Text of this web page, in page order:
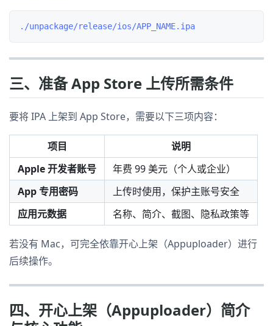
三、准备 App Store 上传所需条件
要将 IPA 上架到 App Store，需要以下三项内容：
项目
说明
Apple 开发者账号
年费 99 美元（个人或企业）
App 专用密码
上传时使用，保护主账号安全
应用元数据
名称、简介、截图、隐私政策等
若没有 Mac，可完全依靠开心上架（Appuploader）进行
后续操作。
四、开心上架（Appuploader）简介